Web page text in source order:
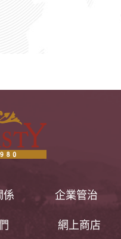
係 企業管治
網上商店